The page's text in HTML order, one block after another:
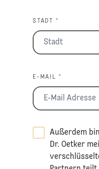
STADT *
E-MAIL *
Außerdem
Dr. Oetker